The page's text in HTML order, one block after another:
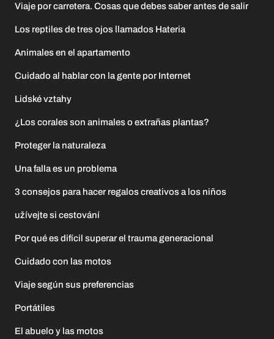
Viaje por carretera. Cosas que debes saber antes de salir
Los reptiles de tres ojos llamados Hateria
Animales en el apartamento
Cuidado al hablar con la gente por Internet
Lidské vztahy
¿Los corales son animales o extrañas plantas?
Proteger la naturaleza
Una falla es un problema
3 consejos para hacer regalos creativos a los niños
užívejte si cestování
Por qué es difícil superar el trauma generacional
Cuidado con las motos
Viaje según sus preferencias
Portátiles
El abuelo y las motos